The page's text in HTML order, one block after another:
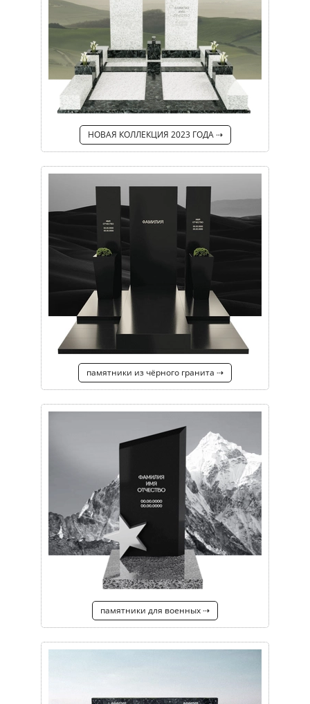
НОВАЯ КОЛЛЕКЦИЯ 2023 ГОДА ⇢
памятники из чёрного гранита ⇢
памятники для военных ⇢